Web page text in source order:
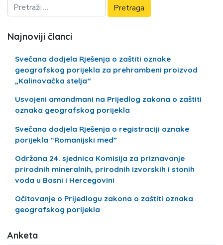
Najnoviji članci
Svečana dodjela Rješenja o zaštiti oznake
geografskog porijekla za prehrambeni proizvod
„Kalinovačka stelja“
Usvojeni amandmani na Prijedlog zakona o zaštiti
oznaka geografskog porijekla
Svečana dodjela Rješenja o registraciji oznake
porijekla “Romanijski med”
Održana 24. sjednica Komisija za priznavanje
prirodnih mineralnih, prirodnih izvorskih i stonih
voda u Bosni i Hercegovini
Očitovanje o Prijedlogu zakona o zaštiti oznaka
geografskog porijekla
Anketa